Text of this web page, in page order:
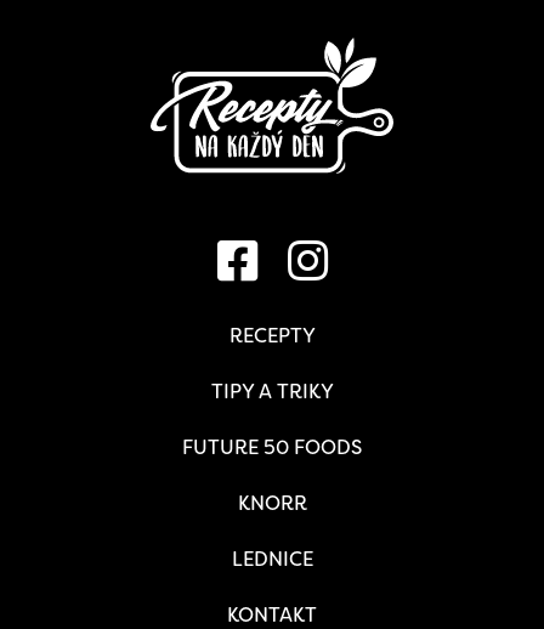
RECEPTY
TIPY A TRIKY
FUTURE 50 FOODS
KNORR
LEDNICE
KONTAKT